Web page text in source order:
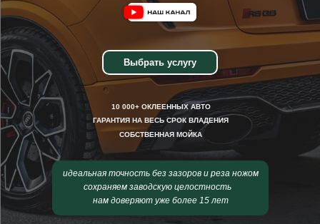
Выбрать услугу
10 000+ ОКЛЕЕННЫХ АВТО
ГАРАНТИЯ НА ВЕСЬ СРОК ВЛАДЕНИЯ
СОБСТВЕННАЯ МОЙКА
сохраняем заводскую целостность
идеальная точность без зазоров и реза ножом
нам доверяют уже более 15 лет